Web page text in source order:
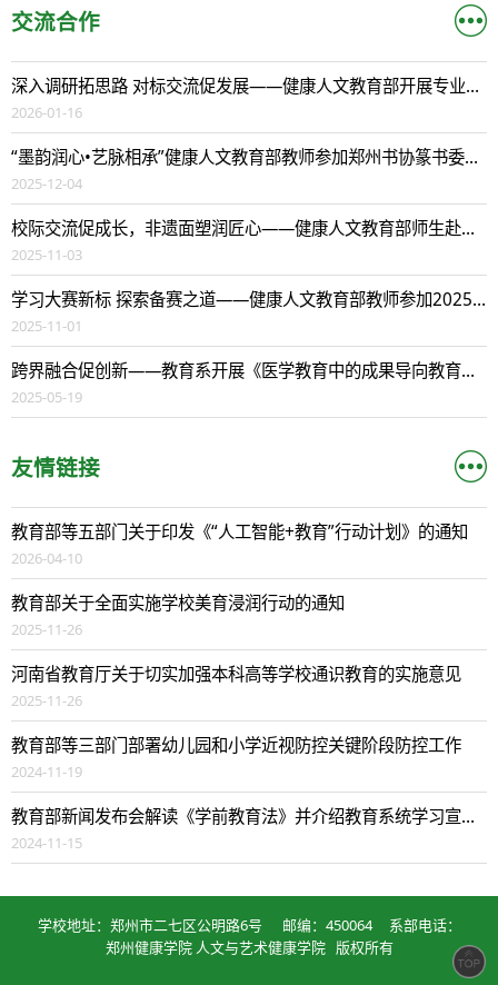
交流合作
深入调研拓思路 对标交流促发展——健康人文教育部开展专业建设专题调研
2026-01-16
“墨韵润心•艺脉相承”健康人文教育部教师参加郑州书协篆书委员会与民建河南省直综合七支部联合交流活动
2025-12-04
校际交流促成长，非遗面塑润匠心——健康人文教育部师生赴郑州食品工程职院开展专业实践交流活动
2025-11-03
学习大赛新标 探索备赛之道——健康人文教育部教师参加2025年世界职业院校技能大赛经验分享交流会
2025-11-01
跨界融合促创新——教育系开展《医学教育中的成果导向教育（OBE）：学习目标、教学方法与评估一致性》学...
2025-05-19
友情链接
教育部等五部门关于印发《“人工智能+教育”行动计划》的通知
2026-04-10
教育部关于全面实施学校美育浸润行动的通知
2025-11-26
河南省教育厅关于切实加强本科高等学校通识教育的实施意见
2025-11-26
教育部等三部门部署幼儿园和小学近视防控关键阶段防控工作
2024-11-19
教育部新闻发布会解读《学前教育法》并介绍教育系统学习宣传贯彻落实法律有关情况
2024-11-15
学校地址：郑州市二七区公明路6号 邮编：450064 系部电话：
郑州健康学院 人文与艺术健康学院 版权所有